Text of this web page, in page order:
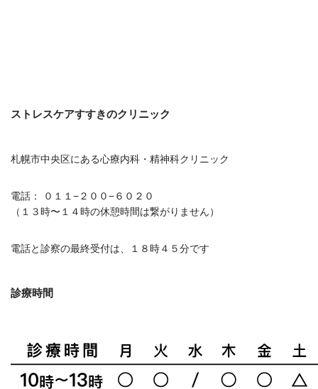
ストレスケアすすきのクリニック
札幌市中央区にある心療内科・精神科クリニック
電話： ０１１−２００−６０２０
（１３時〜１４時の休憩時間は繋がりません）
電話と診察の最終受付は、１８時４５分です
診療時間